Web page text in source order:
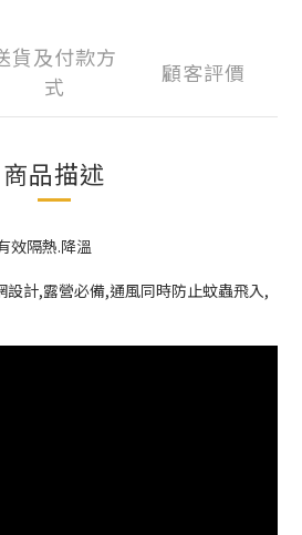
貨及付款方
式
顧客評價
商品描述
效隔熱.降溫
計,露營必備,通風同時防止蚊蟲飛入,